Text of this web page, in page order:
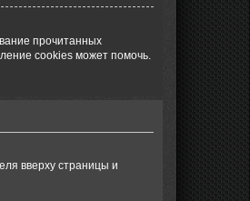
прочитанных
cookies может помочь.
вверху страницы и